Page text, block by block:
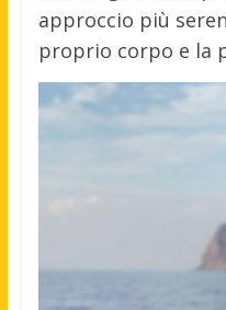
approccio più
proprio corpo e la